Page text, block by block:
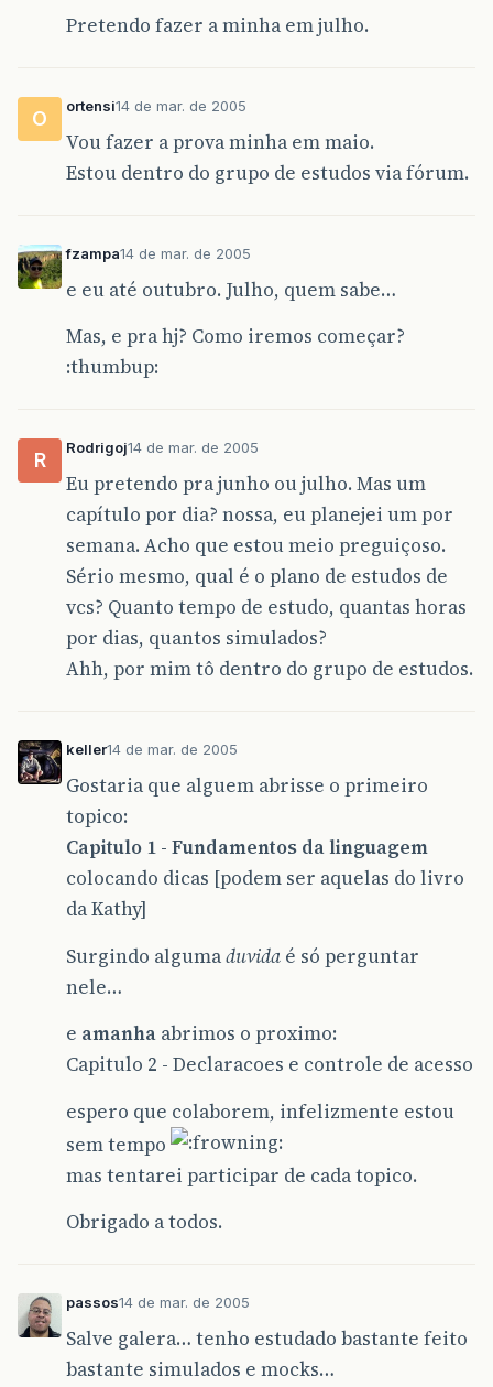
Pretendo fazer a minha em julho.
O
ortensi14 de mar. de 2005
Vou fazer a prova minha em maio.
Estou dentro do grupo de estudos via fórum.
fzampa14 de mar. de 2005
e eu até outubro. Julho, quem sabe…
Mas, e pra hj? Como iremos começar?
:thumbup:
R
Rodrigoj14 de mar. de 2005
Eu pretendo pra junho ou julho. Mas um
capítulo por dia? nossa, eu planejei um por
semana. Acho que estou meio preguiçoso.
Sério mesmo, qual é o plano de estudos de
vcs? Quanto tempo de estudo, quantas horas
por dias, quantos simulados?
Ahh, por mim tô dentro do grupo de estudos.
keller14 de mar. de 2005
Gostaria que alguem abrisse o primeiro
topico:
Capitulo 1 - Fundamentos da linguagem
colocando dicas [podem ser aquelas do livro
da Kathy]
Surgindo algumaduvida é só perguntar
nele…
e amanha abrimos o proximo:
Capitulo 2 - Declaracoes e controle de acesso
espero que colaborem, infelizmente estou
sem tempo
mas tentarei participar de cada topico.
Obrigado a todos.
passos14 de mar. de 2005
Salve galera… tenho estudado bastante feito
bastante simulados e mocks…